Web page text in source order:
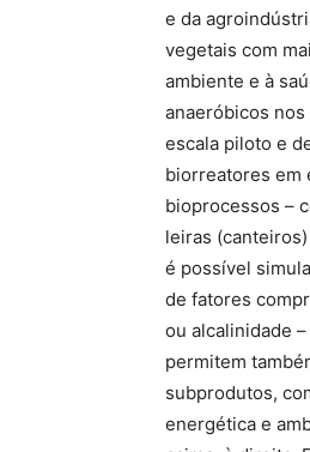
e da
vegetais com
ambiente e à
anaeróbicos
escala piloto e
biorreatores em
bioprocessos –
leiras
é possível
de fatores
ou alcalinidade
permitem
subprodutos,
energética e